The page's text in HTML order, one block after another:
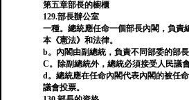
第五章部長的櫥櫃
129.部長辦公室
一種。總統應任命一個部長內閣，負責
本《憲法》和法律。
b。內閣由副總統，負責不同部委的部長
C。除副總統外，總統必須接受人民議
d。總統應在任命內閣代表內閣的被任
議會投票。